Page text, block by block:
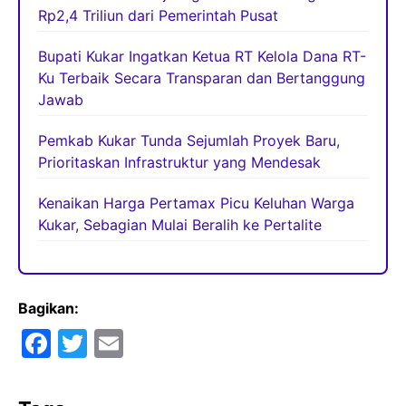
Rp2,4 Triliun dari Pemerintah Pusat
Bupati Kukar Ingatkan Ketua RT Kelola Dana RT-
Ku Terbaik Secara Transparan dan Bertanggung
Jawab
Pemkab Kukar Tunda Sejumlah Proyek Baru,
Prioritaskan Infrastruktur yang Mendesak
Kenaikan Harga Pertamax Picu Keluhan Warga
Kukar, Sebagian Mulai Beralih ke Pertalite
Bagikan:
F
T